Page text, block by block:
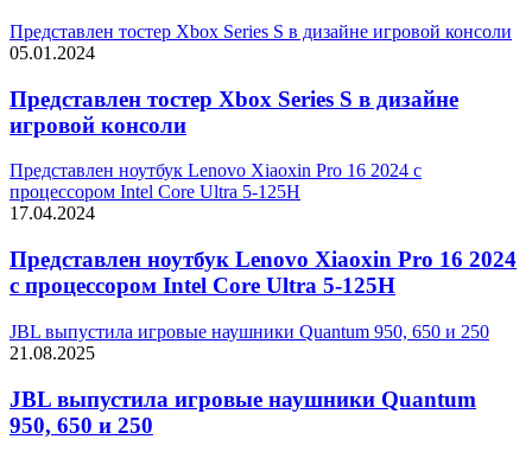
Представлен тостер Xbox Series S в дизайне игровой консоли
05.01.2024
Представлен тостер Xbox Series S в дизайне
игровой консоли
Представлен ноутбук Lenovo Xiaoxin Pro 16 2024 с
процессором Intel Core Ultra 5-125H
17.04.2024
Представлен ноутбук Lenovo Xiaoxin Pro 16 2024
с процессором Intel Core Ultra 5-125H
JBL выпустила игровые наушники Quantum 950, 650 и 250
21.08.2025
JBL выпустила игровые наушники Quantum
950, 650 и 250